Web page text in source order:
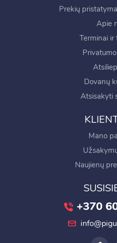
Prekių
Apie
Terminai ir
Dovanų
Atsisakyti
Mano
Naujienų
+370